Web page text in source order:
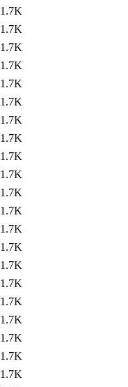
1.7K
1.7K
1.7K
1.7K
1.7K
1.7K
1.7K
1.7K
1.7K
1.7K
1.7K
1.7K
1.7K
1.7K
1.7K
1.7K
1.7K
1.7K
1.7K
1.7K
1.7K